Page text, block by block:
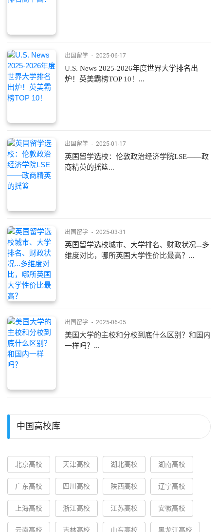
出国留学 - 2025-06-17
U.S. News 2025-2026年度世界大学排名出
炉！英美霸榜TOP 10！...
出国留学 - 2025-01-17
英国留学选校：伦敦政治经济学院LSE——政
商精英的摇篮...
出国留学 - 2025-03-31
英国留学选校城市、大学排名、财政状况...多
维度对比，哪所英国大学性价比最高？...
出国留学 - 2025-06-05
美国大学的主校和分校到底什么区别？和国内
一样吗？...
中国高校库
北京高校 天津高校 湖北高校 湖南高校
广东高校 四川高校 陕西高校 辽宁高校
上海高校 浙江高校 江苏高校 安徽高校
云南高校 吉林高校 山东高校 黑龙江高校